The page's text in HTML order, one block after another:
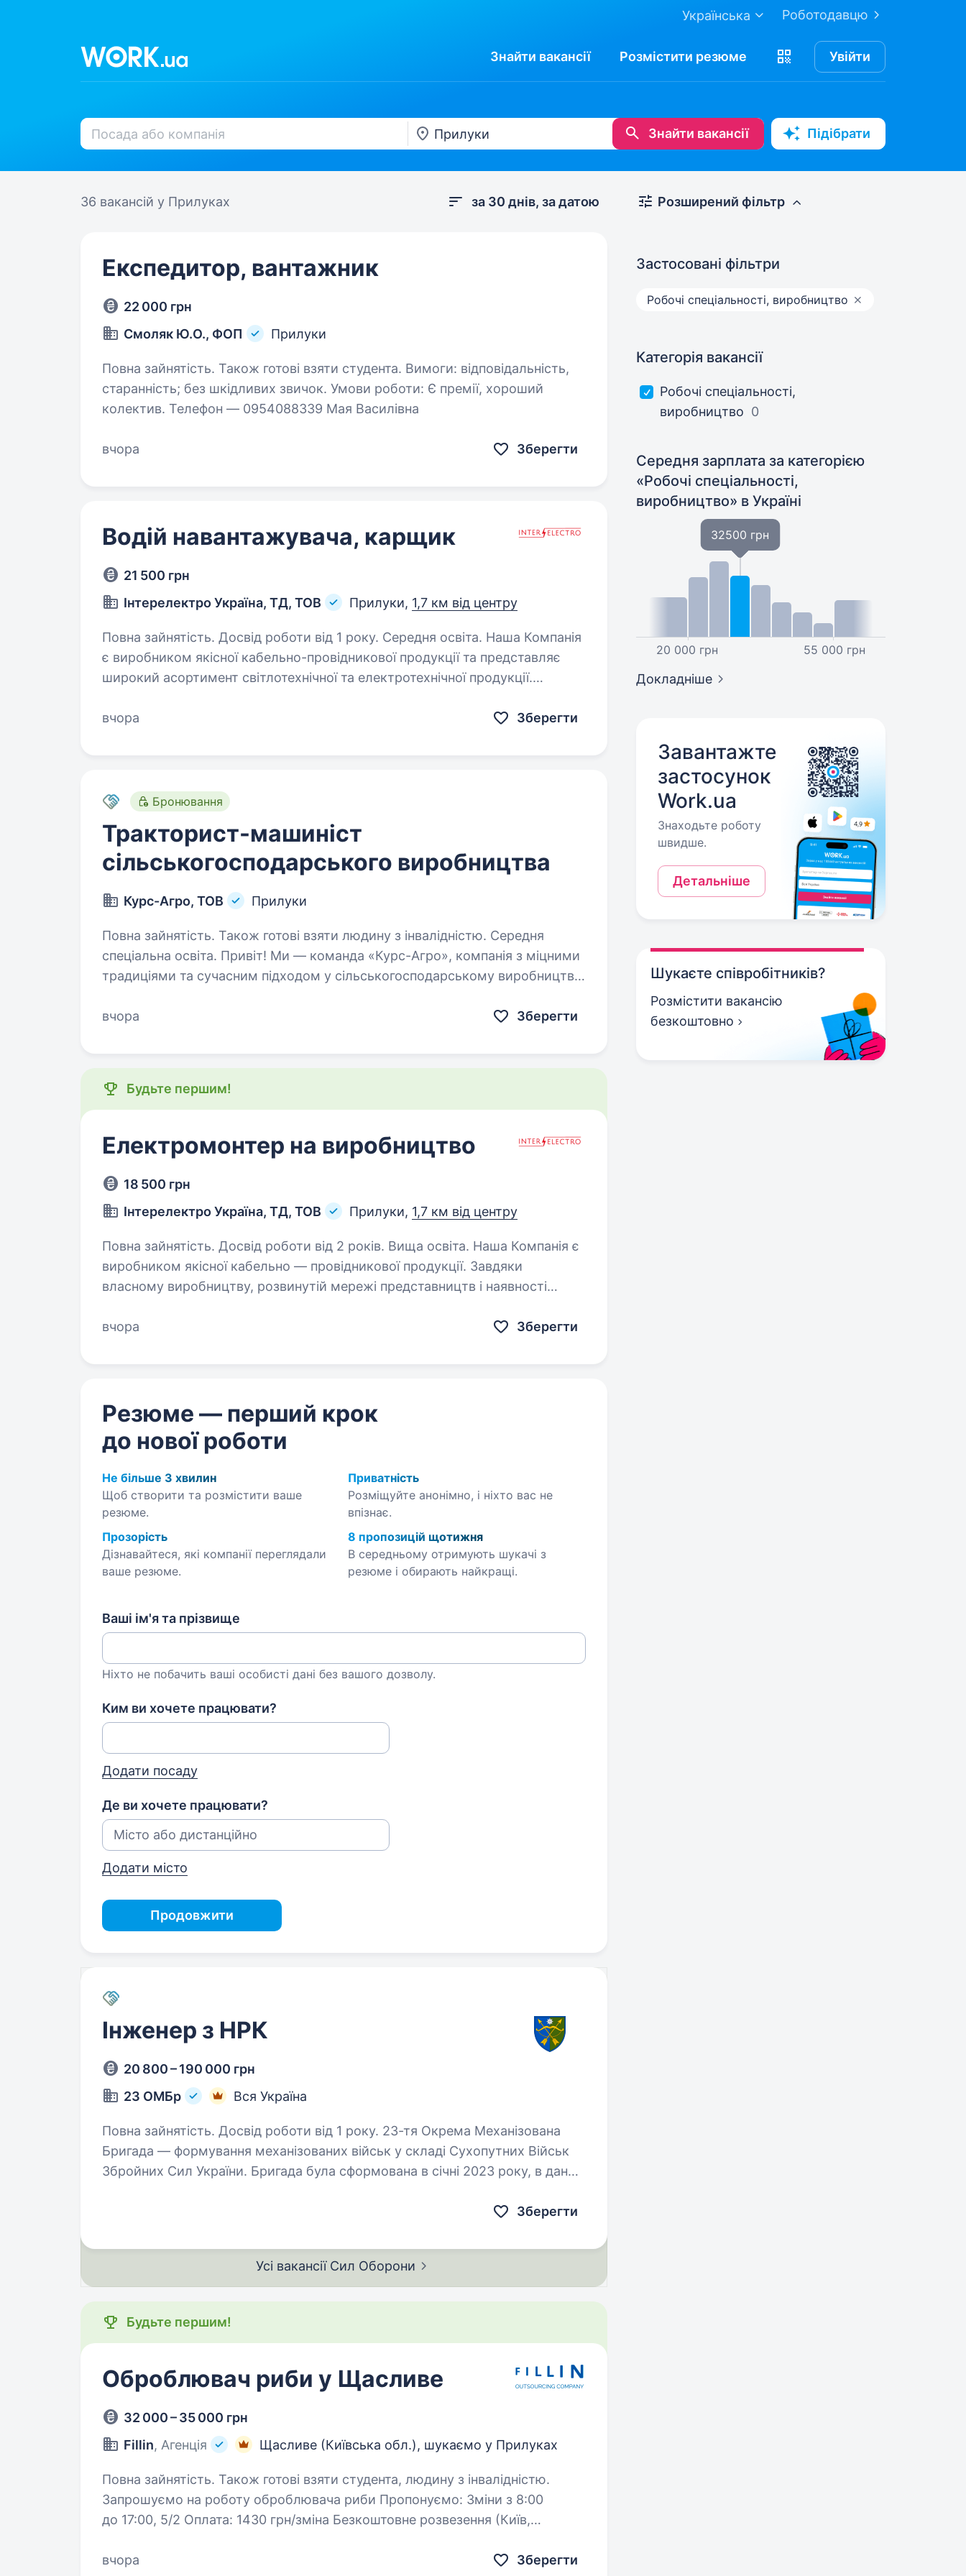
Роботодавцю
Українська
Знайти вакансії Розмістити резюме Увійти
Знайти вакансії Підібрати
36 вакансій у Прилуках за 30 днів, за датою
Експедитор, вантажник
22 000 грн
Смоляк Ю.О., ФОП
Прилуки
Повна зайнятість. Також готові взяти студента. Вимоги: відповідальність,
старанність; без шкідливих звичок. Умови роботи: Є премії, хороший
колектив. Телефон — 0954088339 Мая Василівна
вчора Зберегти
Водій навантажувача, карщик
21 500 грн
Інтерелектро Україна, ТД, ТОВ
Прилуки, 1,7 км від центру
Повна зайнятість. Досвід роботи від 1 року. Середня освіта. Наша Компанія
є виробником якісної кабельно-провідникової продукції та представляє
широкий асортимент світлотехнічної та електротехнічної продукції.
вчора
Зберегти
Бронювання
Тракторист-машиніст
сільськогосподарського виробництва
Курс-Агро, ТОВ Прилуки
Повна зайнятість. Також готові взяти людину з інвалідністю. Середня
спеціальна освіта. Привіт! Ми — команда «Курс-Агро», компанія з міцними
традиціями та сучасним підходом у сільськогосподарському виробництві.
сільськогосподарського виробництва…
вчора Зберегти
Будьте першим!
Електромонтер на виробництво
18 500 грн
Інтерелектро Україна, ТД, ТОВ
Прилуки, 1,7 км від центру
Повна зайнятість. Досвід роботи від 2 років. Вища освіта. Наша Компанія є
виробником якісної кабельно — провідникової продукції. Завдяки
власному виробництву, розвинутій мережі представництв і наявності
вчора
Зберегти
Резюме — перший крок
до нової роботи
Не більше 3 хвилин
Щоб створити та розмістити ваше
резюме.
Приватність
Розміщуйте анонімно, і ніхто вас не
впізнає.
Прозорість
Дізнавайтеся, які компанії переглядали
ваше резюме.
8 пропозицій щотижня
В середньому отримують шукачі з
резюме і обирають найкращі.
Ваші ім'я та прізвище
Ніхто не побачить ваші особисті дані без вашого дозволу.
Ким ви хочете працювати?
Додати посаду
Де ви хочете працювати?
Додати місто
Продовжити
Інженер з НРК
20 800 – 190 000 грн
23 ОМБр
Вся Україна
Повна зайнятість. Досвід роботи від 1 року. 23-тя Окрема Механізована
Бригада — формування механізованих військ у складі Сухопутних Військ
Збройних Сил України. Бригада була сформована в січні 2023 року, в даний
Зберегти
Усі вакансії Сил Оборони
Будьте першим!
Оброблювач риби у Щасливе
32 000 – 35 000 грн
Fillin, Агенція Щасливе (Київська обл.), шукаємо у Прилуках
Повна зайнятість. Також готові взяти студента, людину з інвалідністю.
Запрошуємо на роботу оброблювача риби Пропонуємо: Зміни з 8:00
до 17:00, 5/2 Оплата: 1430 грн/зміна Безкоштовне розвезення (Київ,
проживання!…
вчора Зберегти
Розширений фільтр
Застосовані фільтри
Робочі спеціальності, виробництво
Категорія вакансії
Робочі спеціальності,
виробництво 0
Середня зарплата за категорією
«Робочі спеціальності,
виробництво» в Україні
20 000 грн
32500 грн
55 000 грн
Докладніше
Завантажте
застосунок
Work.ua
Знаходьте роботу
швидше.
Детальніше
Шукаєте співробітників?
Розмістити вакансію
безкоштовно